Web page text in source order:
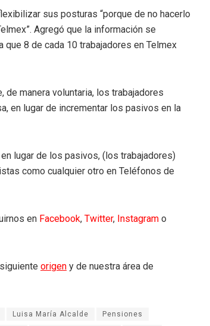
sus posturas “porque de no hacerlo
Agregó que la información se
8 de cada 10 trabajadores en Telmex
manera voluntaria, los trabajadores
en lugar de incrementar los pasivos en la
lugar de los pasivos, (los trabajadores)
como cualquier otro en Teléfonos de
en Facebook, Twitter, Instagram o
origen y de nuestra área de
Luisa María Alcalde Pensiones